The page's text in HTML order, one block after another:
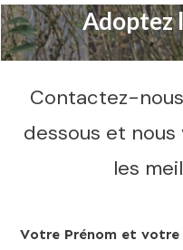
Adoptez
Contactez-
dessous et
les
Votre Prénom et votre